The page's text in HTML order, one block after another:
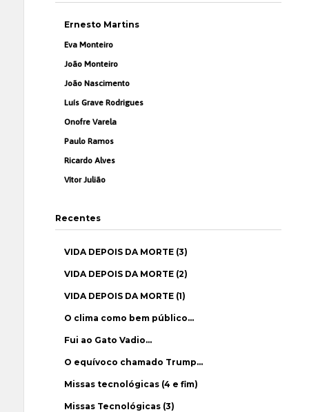
Ernesto Martins
Eva Monteiro
João Monteiro
João Nascimento
Luís Grave Rodrigues
Onofre Varela
Paulo Ramos
Ricardo Alves
Vítor Julião
Recentes
VIDA DEPOIS DA MORTE (3)
VIDA DEPOIS DA MORTE (2)
VIDA DEPOIS DA MORTE (1)
O clima como bem público…
Fui ao Gato Vadio…
O equívoco chamado Trump…
Missas tecnológicas (4 e fim)
Missas Tecnológicas (3)